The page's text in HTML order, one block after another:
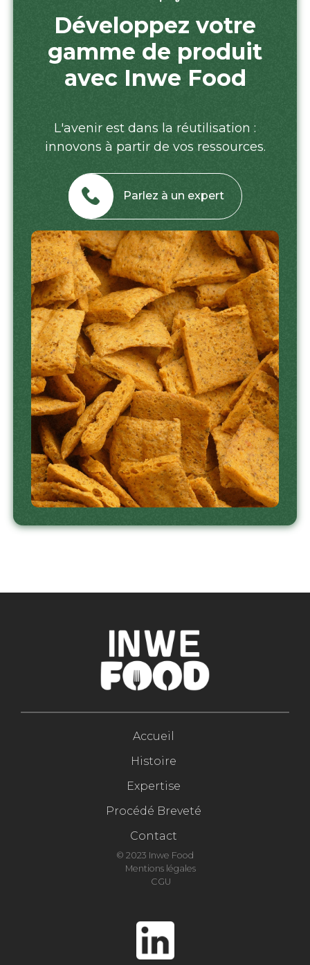
Développez votre
gamme de produit
avec Inwe Food
L'avenir est dans la réutilisation :
innovons à partir de vos ressources.
Parlez à un expert
Accueil
Histoire
Expertise
Procédé Breveté
Contact
© 2023 Inwe Food
Mentions légales
CGU